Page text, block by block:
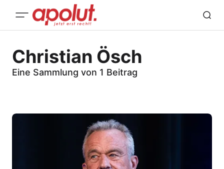
Christian Ösch
Eine Sammlung von 1 Beitrag